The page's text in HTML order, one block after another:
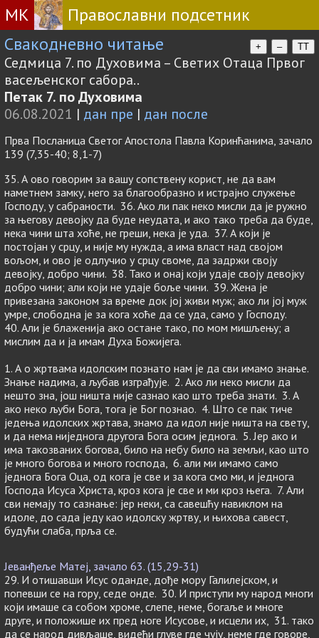
МК
Православни подсетник
Свакодневно читање
+ – TT
Седмица 7. по Духовима – Светих Отаца Првог
васељенског сабора..
Петак 7. по Духовима
06.08.2021 | дан пре | дан после
Прва Посланица Светог Апостола Павла Коринћанима, зачало
139 (7,35-40; 8,1-7)
35. А ово говорим за вашу сопствену корист, не да вам
наметнем замку, него за благообразно и истрајно служење
Господу, у сабраности. 36. Ако ли пак неко мисли да је ружно
за његову девојку да буде неудата, и ако тако треба да буде,
нека чини шта хоће, не греши, нека је уда. 37. А који је
постојан у срцу, и није му нужда, а има власт над својом
вољом, и ово је одлучио у срцу своме, да задржи своју
девојку, добро чини. 38. Тако и онај који удаје своју девојку
добро чини; али који не удаје боље чини. 39. Жена је
привезана законом за време док јој живи муж; ако ли јој муж
умре, слободна је за кога хоће да се уда, само у Господу.
40. Али је блаженија ако остане тако, по мом мишљењу; а
мислим да и ја имам Духа Божијега.
1. А о жртвама идолским познато нам је да сви имамо знање.
Знање надима, а љубав изграђује. 2. Ако ли неко мисли да
нешто зна, још ништа није сазнао као што треба знати. 3. А
ако неко љуби Бога, тога је Бог познао. 4. Што се пак тиче
једења идолских жртава, знамо да идол није ништа на свету,
и да нема ниједнога другога Бога осим једнога. 5. Јер ако и
има такозваних богова, било на небу било на земљи, као што
је много богова и много господа, 6. али ми имамо само
једнога Бога Оца, од кога је све и за кога смо ми, и једнога
Господа Исуса Христа, кроз кога је све и ми кроз њега. 7. Али
сви немају то сазнање: јер неки, са савешћу навиклом на
идоле, до сада једу као идолску жртву, и њихова савест,
будући слаба, прља се.
Јеванђеље Матеј, зачало 63. (15,29-31)
29. И отишавши Исус оданде, дође мору Галилејском, и
попевши се на гору, седе онде. 30. И приступи му народ многи
који имаше са собом хроме, слепе, неме, богаље и многе
друге, и положише их пред ноге Исусове, и исцели их, 31. тако
да се народ дивљаше, видећи глуве где чују, неме где говоре,